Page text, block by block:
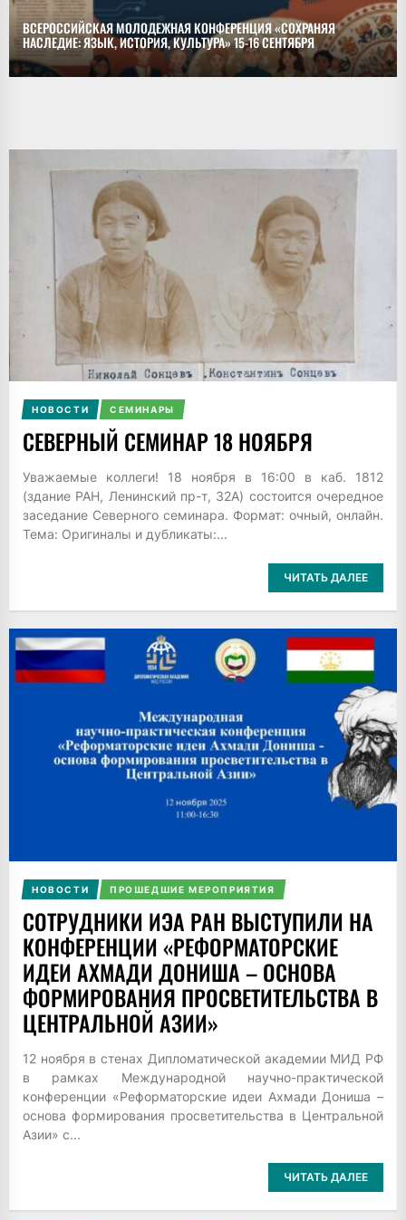
ВСЕРОССИЙСКАЯ МОЛОДЕЖНАЯ КОНФЕРЕНЦИЯ «СОХРАНЯЯ
НАСЛЕДИЕ: ЯЗЫК, ИСТОРИЯ, КУЛЬТУРА» 15-16 СЕНТЯБРЯ
НОВОСТИ СЕМИНАРЫ
СЕВЕРНЫЙ СЕМИНАР 18 НОЯБРЯ
Уважаемые коллеги! 18 ноября в 16:00 в каб. 1812
(здание РАН, Ленинский пр-т, 32А) состоится очередное
заседание Северного семинара. Формат: очный, онлайн.
Тема: Оригиналы и дубликаты:...
ЧИТАТЬ ДАЛЕЕ
НОВОСТИ ПРОШЕДШИЕ МЕРОПРИЯТИЯ
СОТРУДНИКИ ИЭА РАН ВЫСТУПИЛИ НА
КОНФЕРЕНЦИИ «РЕФОРМАТОРСКИЕ
ИДЕИ АХМАДИ ДОНИША – ОСНОВА
ФОРМИРОВАНИЯ ПРОСВЕТИТЕЛЬСТВА В
ЦЕНТРАЛЬНОЙ АЗИИ»
12 ноября в стенах Дипломатической академии МИД РФ
в рамках Международной научно-практической
конференции «Реформаторские идеи Ахмади Дониша –
основа формирования просветительства в Центральной
Азии» с...
ЧИТАТЬ ДАЛЕЕ